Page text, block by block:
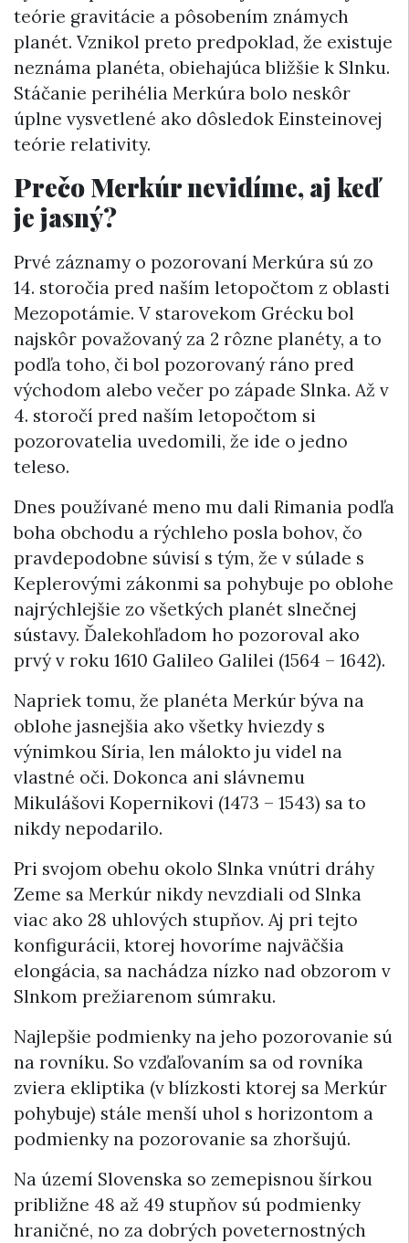
teórie gravitácie a pôsobením známych
planét. Vznikol preto predpoklad, že existuje
neznáma planéta, obiehajúca bližšie k Slnku.
Stáčanie perihélia Merkúra bolo neskôr
úplne vysvetlené ako dôsledok Einsteinovej
teórie relativity.
Prečo Merkúr nevidíme, aj keď
je jasný?
Prvé záznamy o pozorovaní Merkúra sú zo
14. storočia pred naším letopočtom z oblasti
Mezopotámie. V starovekom Grécku bol
najskôr považovaný za 2 rôzne planéty, a to
podľa toho, či bol pozorovaný ráno pred
východom alebo večer po západe Slnka. Až v
4. storočí pred naším letopočtom si
pozorovatelia uvedomili, že ide o jedno
teleso.
Dnes používané meno mu dali Rimania podľa
boha obchodu a rýchleho posla bohov, čo
pravdepodobne súvisí s tým, že v súlade s
Keplerovými zákonmi sa pohybuje po oblohe
najrýchlejšie zo všetkých planét slnečnej
sústavy. Ďalekohľadom ho pozoroval ako
prvý v roku 1610 Galileo Galilei (1564 – 1642).
Napriek tomu, že planéta Merkúr býva na
oblohe jasnejšia ako všetky hviezdy s
výnimkou Síria, len málokto ju videl na
vlastné oči. Dokonca ani slávnemu
Mikulášovi Kopernikovi (1473 – 1543) sa to
nikdy nepodarilo.
Pri svojom obehu okolo Slnka vnútri dráhy
Zeme sa Merkúr nikdy nevzdiali od Slnka
viac ako 28 uhlových stupňov. Aj pri tejto
konfigurácii, ktorej hovoríme najväčšia
elongácia, sa nachádza nízko nad obzorom v
Slnkom prežiarenom súmraku.
Najlepšie podmienky na jeho pozorovanie sú
na rovníku. So vzďaľovaním sa od rovníka
zviera ekliptika (v blízkosti ktorej sa Merkúr
pohybuje) stále menší uhol s horizontom a
podmienky na pozorovanie sa zhoršujú.
Na území Slovenska so zemepisnou šírkou
približne 48 až 49 stupňov sú podmienky
hraničné, no za dobrých poveternostných